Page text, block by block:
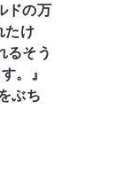
ドの万
たけ
るそう
。』
ぶち